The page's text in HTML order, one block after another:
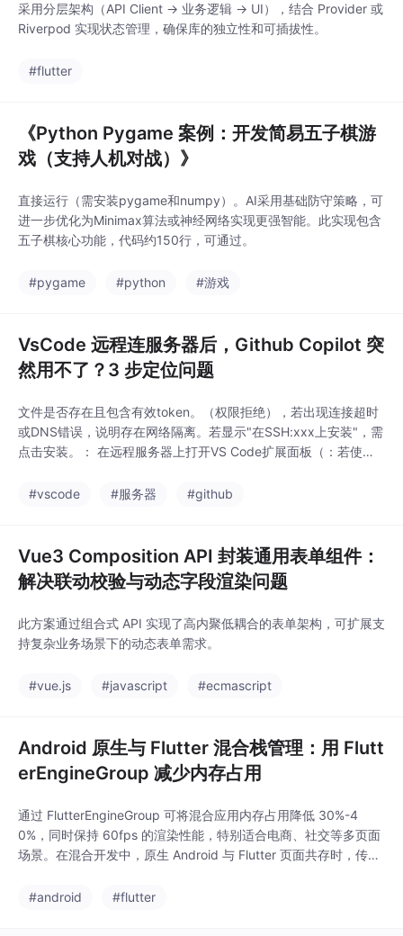
采用分层架构（API Client → 业务逻辑 → UI），结合 Provider 或
Riverpod 实现状态管理，确保库的独立性和可插拔性。
#flutter
《Python Pygame 案例：开发简易五子棋游
戏（支持人机对战）》
直接运行（需安装pygame和numpy）。AI采用基础防守策略，可
进一步优化为Minimax算法或神经网络实现更强智能。此实现包含
五子棋核心功能，代码约150行，可通过。
#pygame #python #游戏
VsCode 远程连服务器后，Github Copilot 突
然用不了？3 步定位问题
文件是否存在且包含有效token。（权限拒绝），若出现连接超时
或DNS错误，说明存在网络隔离。若显示"在SSH:xxx上安装"，需
点击安装。： 在远程服务器上打开VS Code扩展面板（：若使用
务器的。
#vscode #服务器 #github
Vue3 Composition API 封装通用表单组件：
解决联动校验与动态字段渲染问题
此方案通过组合式 API 实现了高内聚低耦合的表单架构，可扩展支
持复杂业务场景下的动态表单需求。
#vue.js #javascript #ecmascript
Android 原生与 Flutter 混合栈管理：用 Flutt
erEngineGroup 减少内存占用
通过 FlutterEngineGroup 可将混合应用内存占用降低 30%-4
0%，同时保持 60fps 的渲染性能，特别适合电商、社交等多页面
场景。在混合开发中，原生 Android 与 Flutter 页面共存时，传统
droid 12)，Dart 版本 2.19。通过共享资源实现轻量级引擎管理，
#android #flutter